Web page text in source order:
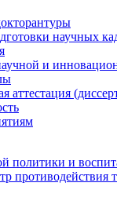
научных
и
аттестация
политики и
противодействия